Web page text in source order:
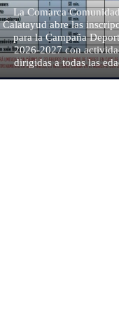
La Comarca
Calatayud abre las
para la Campaña
2026-2027 con
dirigidas a todas las